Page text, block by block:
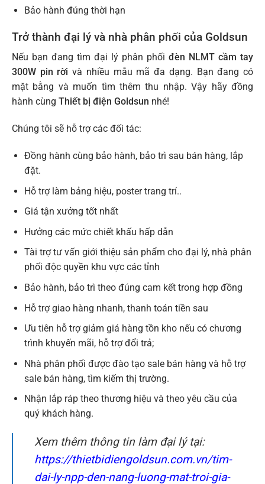
Bảo hành đúng thời hạn
Trở thành đại lý và nhà phân phối của Goldsun
Nếu bạn đang tìm đại lý phân phối đèn NLMT cầm tay
300W pin rờivà nhiều mẫu mã đa dạng. Bạn đang có
mặt bằng và muốn tìm thêm thu nhập. Vậy hãy đồng
hành cùng Thiết bị điện Goldsun nhé!
Chúng tôi sẽ hỗ trợ các đối tác:
Đồng hành cùng bảo hành, bảo trì sau bán hàng, lắp
đặt.
Hỗ trợ làm bảng hiệu, poster trang trí..
Giá tận xưởng tốt nhất
Hưởng các mức chiết khấu hấp dẫn
Tài trợ tư vấn giới thiệu sản phẩm cho đại lý, nhà phân
phối độc quyền khu vực các tỉnh
Bảo hành, bảo trì theo đúng cam kết trong hợp đồng
​Hỗ trợ giao hàng nhanh, thanh toán tiền sau
Ưu tiên hỗ trợ giảm giá hàng tồn kho nếu có chương
trình khuyến mãi, hỗ trợ đổi trả;
Nhà phân phối được đào tạo sale bán hàng và hỗ trợ
sale bán hàng, tìm kiếm thị trường.
Nhận lắp ráp theo thương hiệu và theo yêu cầu của
quý khách hàng.
Xem thêm thông tin làm đại lý tại:
https://thietbidiengoldsun.com.vn/tim-
dai-ly-npp-den-nang-luong-mat-troi-gia-